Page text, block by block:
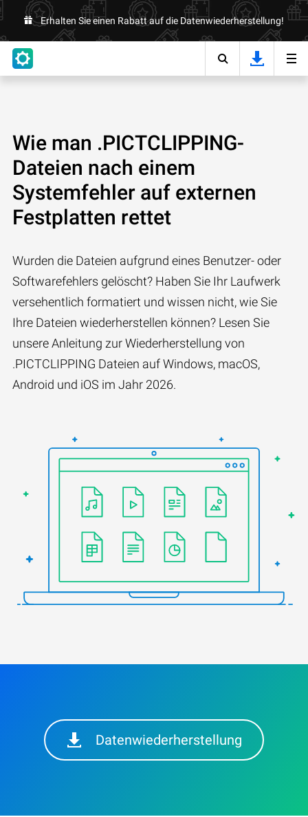
Erhalten Sie einen Rabatt auf die Datenwiederherstellung!
Wie man .PICTCLIPPING-
Dateien nach einem
Systemfehler auf externen
Festplatten rettet
Wurden die Dateien aufgrund eines Benutzer- oder
Softwarefehlers gelöscht? Haben Sie Ihr Laufwerk
versehentlich formatiert und wissen nicht, wie Sie
Ihre Dateien wiederherstellen können? Lesen Sie
unsere Anleitung zur Wiederherstellung von
.PICTCLIPPING Dateien auf Windows, macOS,
Android und iOS im Jahr 2026.
Datenwiederherstellung